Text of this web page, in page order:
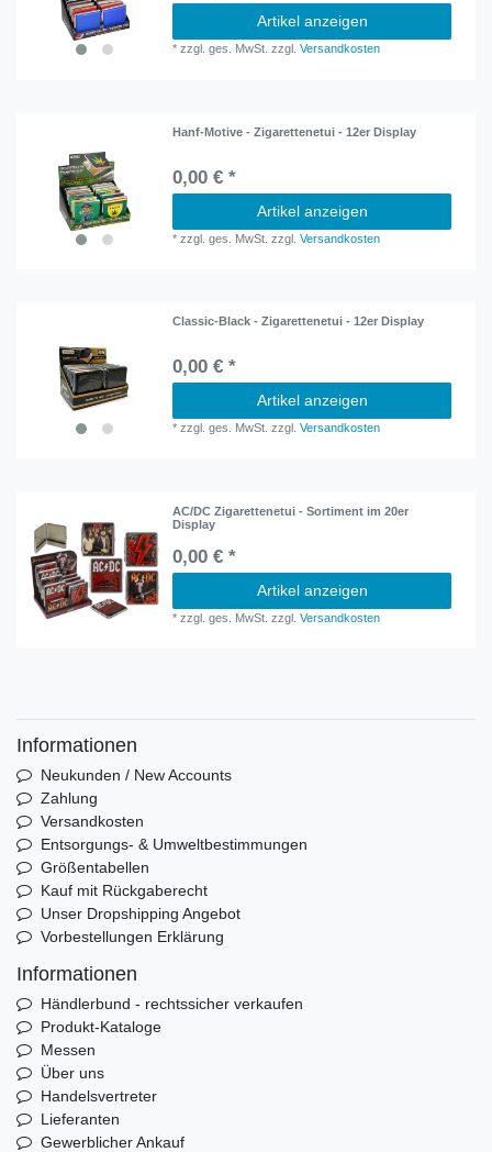
Artikel anzeigen
*zzgl. ges. MwSt. zzgl.Versandkosten
Hanf-Motive - Zigarettenetui - 12er Display
0,00 € *
Artikel anzeigen
*zzgl. ges. MwSt. zzgl.Versandkosten
Classic-Black - Zigarettenetui - 12er Display
0,00 € *
Artikel anzeigen
*zzgl. ges. MwSt. zzgl.Versandkosten
AC/DC Zigarettenetui - Sortiment im 20er
Display
0,00 € *
Artikel anzeigen
*zzgl. ges. MwSt. zzgl.Versandkosten
Informationen
Neukunden / New Accounts
Zahlung
Versandkosten
Entsorgungs- & Umweltbestimmungen
Größentabellen
Kauf mit Rückgaberecht
Unser Dropshipping Angebot
Vorbestellungen Erklärung
Informationen
Händlerbund - rechtssicher verkaufen
Produkt-Kataloge
Messen
Über uns
Handelsvertreter
Lieferanten
Gewerblicher Ankauf